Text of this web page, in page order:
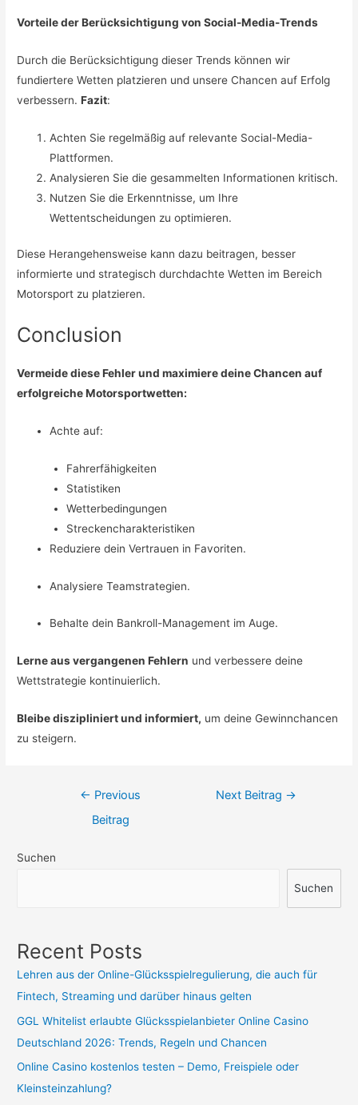
Vorteile der Berücksichtigung von Social-Media-Trends
Durch die Berücksichtigung dieser Trends können wir
fundiertere Wetten platzieren und unsere Chancen auf Erfolg
verbessern.Fazit:
Achten Sie regelmäßig auf relevante Social-Media-
Plattformen.
Analysieren Sie die gesammelten Informationen kritisch.
Nutzen Sie die Erkenntnisse, um Ihre
Wettentscheidungen zu optimieren.
Diese Herangehensweise kann dazu beitragen, besser
informierte und strategisch durchdachte Wetten im Bereich
Motorsport zu platzieren.
Conclusion
Vermeide diese Fehler und maximiere deine Chancen auf
erfolgreiche Motorsportwetten:
Achte auf:
Fahrerfähigkeiten
Statistiken
Wetterbedingungen
Streckencharakteristiken
Reduziere dein Vertrauen in Favoriten.
Analysiere Teamstrategien.
Behalte dein Bankroll-Management im Auge.
Lerne aus vergangenen Fehlern und verbessere deine
Wettstrategie kontinuierlich.
Bleibe diszipliniert und informiert, um deine Gewinnchancen
zu steigern.
Beitrags-
Navigation
← Previous
Beitrag
Next Beitrag →
Suchen
Suchen
Recent Posts
Lehren aus der Online-Glücksspielregulierung, die auch für
Fintech, Streaming und darüber hinaus gelten
GGL Whitelist erlaubte Glücksspielanbieter Online Casino
Deutschland 2026: Trends, Regeln und Chancen
Online Casino kostenlos testen – Demo, Freispiele oder
Kleinsteinzahlung?